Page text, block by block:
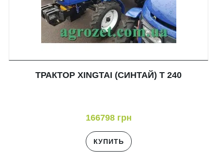
ТРАКТОР XINGTAI (СИНТАЙ) T 240
166798 грн
КУПИТЬ